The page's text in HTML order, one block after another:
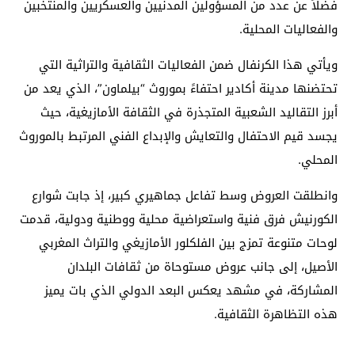
فضلاً عن عدد من المسؤولين المدنيين والعسكريين والمنتخبين
والفعاليات المحلية.
ويأتي هذا الكرنفال ضمن الفعاليات الثقافية والتراثية التي
تحتضنها مدينة أكادير احتفاءً بموروث “بيلماون”، الذي يعد من
أبرز التقاليد الشعبية المتجذرة في الثقافة الأمازيغية، حيث
يجسد قيم الاحتفال والتعايش والإبداع الفني المرتبط بالموروث
المحلي.
وانطلقت العروض وسط تفاعل جماهيري كبير، إذ جابت شوارع
الكورنيش فرق فنية واستعراضية محلية ووطنية ودولية، قدمت
لوحات متنوعة تمزج بين الفلكلور الأمازيغي والتراث المغربي
الأصيل، إلى جانب عروض مستوحاة من ثقافات البلدان
المشاركة، في مشهد يعكس البعد الدولي الذي بات يميز
هذه التظاهرة الثقافية.